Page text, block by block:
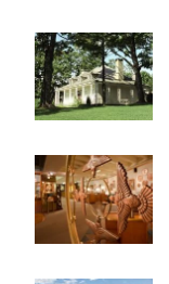
Magasinage